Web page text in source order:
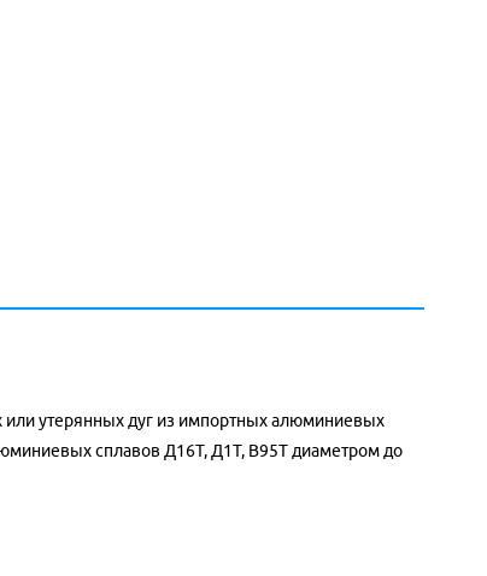
или утерянных дуг из импортных алюминиевых
сплавов Д16Т, Д1Т, В95Т диаметром до